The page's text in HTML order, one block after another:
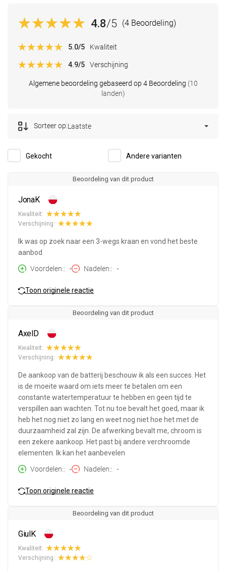
4.8/5 (4 Beoordeling)
Algemene beoordeling gebaseerd op 4 Beoordeling (10
landen)
5.0/5 Kwaliteit
4.9/5 Verschijning
Gekocht Andere varianten
Sorteer op:Laatste
Beoordeling van dit product
JonaK
Kwaliteit:
Verschijning:
Ik was op zoek naar een 3-wegs kraan en vond het beste
aanbod
Voordelen:
- Nadelen: -
Toon originele reactie
Beoordeling van dit product
AxelD
Kwaliteit:
Verschijning:
De aankoop van de batterij beschouw ik als een succes. Het
is de moeite waard om iets meer te betalen om een
constante watertemperatuur te hebben en geen tijd te
verspillen aan wachten. Tot nu toe bevalt het goed, maar ik
heb het nog niet zo lang en weet nog niet hoe het met de
duurzaamheid zal zijn. De afwerking bevalt me, chroom is
een zekere aankoop. Het past bij andere verchroomde
elementen. Ik kan het aanbevelen
Voordelen:
- Nadelen: -
Toon originele reactie
Beoordeling van dit product
GiulK
Kwaliteit:
Verschijning: